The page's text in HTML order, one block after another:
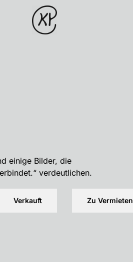
einige Bilder, die
verdeutlichen.
Verkauft Zu Vermieten